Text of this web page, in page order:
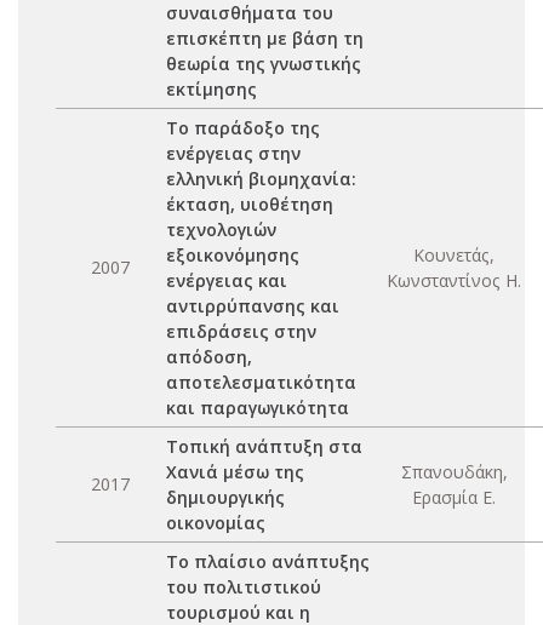
συναισθήματα του
επισκέπτη με βάση τη
θεωρία της γνωστικής
εκτίμησης
2007
Το παράδοξο της
ενέργειας στην
ελληνική βιομηχανία:
έκταση, υιοθέτηση
τεχνολογιών
εξοικονόμησης
ενέργειας και
αντιρρύπανσης και
επιδράσεις στην
απόδοση,
αποτελεσματικότητα
και παραγωγικότητα
Κουνετάς,
Κωνσταντίνος Η.
2017
Τοπική ανάπτυξη στα
Χανιά μέσω της
δημιουργικής
οικονομίας
Σπανουδάκη,
Ερασμία Ε.
Το πλαίσιο ανάπτυξης
του πολιτιστικού
τουρισμού και η